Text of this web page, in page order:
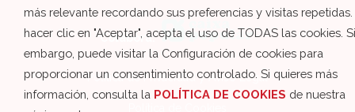
Colabora:
Política de Privacidad y Aviso Legal
más relevante recordando sus preferencias y visitas
hacer clic en "Aceptar", acepta el uso de TODAS las cookies.
embargo, puede visitar la Configuración de cookies para
proporcionar un consentimiento controlado. Si quieres más
información, consulta la POLÍTICA DE COOKIES de nuestra